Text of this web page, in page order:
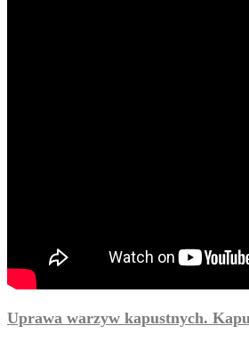
Uprawa warzyw kapustnych.